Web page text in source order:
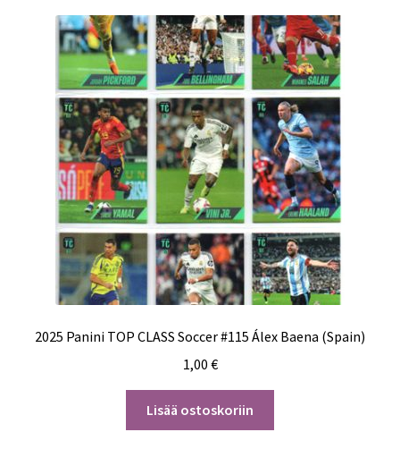
2025 Panini TOP CLASS Soccer #115 Álex Baena (Spain)
1,00 €
Lisää ostoskoriin